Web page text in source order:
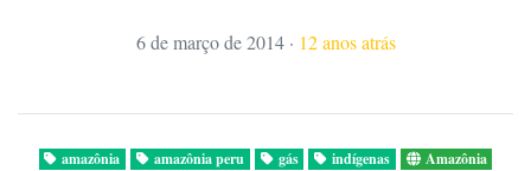
6 de março de 2014 · 12 anos atrás
amazônia amazônia peru gás indígenas Amazônia